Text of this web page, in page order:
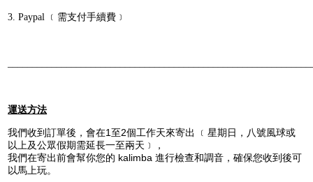
3. Paypal ﹝需支付手續費﹞
運送方法
我們收到訂單後，會在1至2個工作天來寄出 ﹝星期日，八號風球或
以上及公眾假期需延長一至兩天﹞，
我們在寄出前會幫你您的 kalimba 進行檢查和調音，確保您收到後可
以馬上玩。